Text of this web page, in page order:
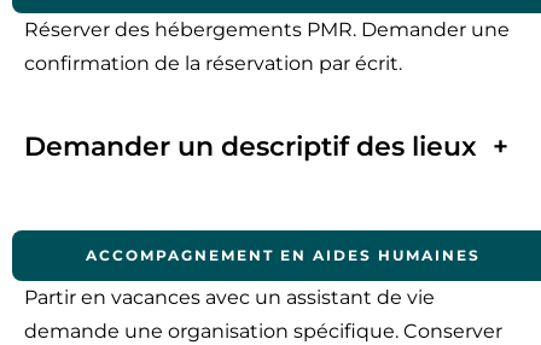
Réserver des hébergements PMR. Demander une
confirmation de la réservation par écrit.
Demander un descriptif des lieux +
ACCOMPAGNEMENT EN AIDES HUMAINES
Partir en vacances avec un assistant de vie
demande une organisation spécifique. Conserver